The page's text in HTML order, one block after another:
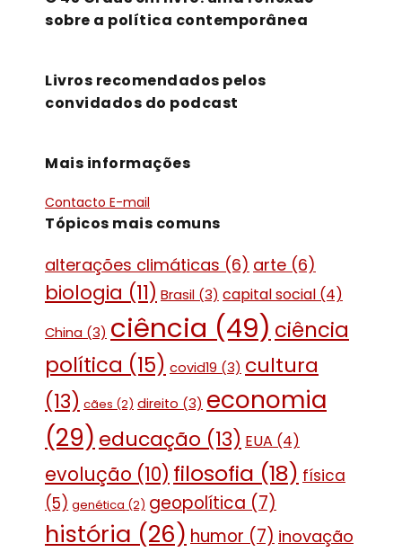
sobre a política contemporânea
Livros recomendados pelos
convidados do podcast
Mais informações
Contacto E-mail
Tópicos mais comuns
alterações climáticas (6) arte (6)
biologia (11) Brasil (3) capital social (4)
China (3) ciência (49) ciência
política (15) covid19 (3) cultura
(13) cães (2) direito (3) economia
(29) educação (13) EUA (4)
evolução (10) filosofia (18) física
(5) genética (2) geopolítica (7)
história (26) humor (7) inovação